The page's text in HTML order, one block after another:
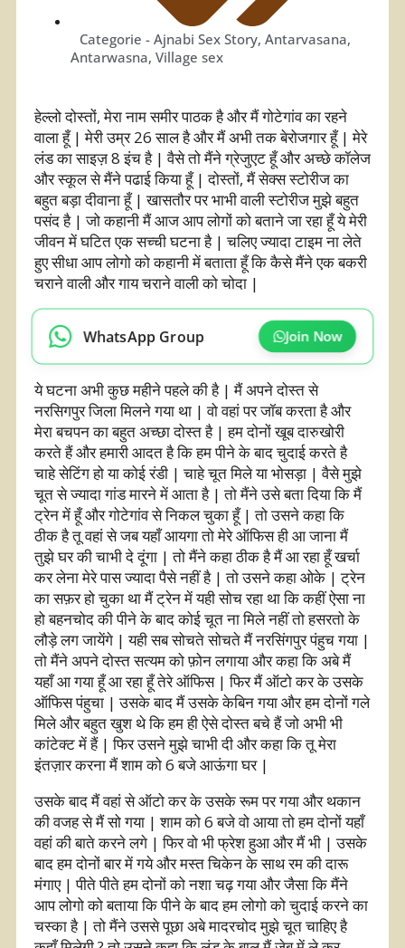
Categorie - Ajnabi Sex Story, Antarvasana,
Antarwasna, Village sex
हेल्लो दोस्तों, मेरा नाम समीर पाठक है और मैं गोटेगांव का रहने
वाला हूँ | मेरी उम्र 26 साल है और मैं अभी तक बेरोजगार हूँ | मेरे
लंड का साइज़ 8 इंच है | वैसे तो मैंने ग्रेजुएट हूँ और अच्छे कॉलेज
और स्कूल से मैंने पढाई किया हूँ | दोस्तों, मैं सेक्स स्टोरीज का
बहुत बड़ा दीवाना हूँ | खासतौर पर भाभी वाली स्टोरीज मुझे बहुत
पसंद है | जो कहानी मैं आज आप लोगों को बताने जा रहा हूँ ये मेरी
जीवन में घटित एक सच्ची घटना है | चलिए ज्यादा टाइम ना लेते
हुए सीधा आप लोगो को कहानी में बताता हूँ कि कैसे मैंने एक बकरी
चराने वाली और गाय चराने वाली को चोदा |
WhatsApp Group Join Now
ये घटना अभी कुछ महीने पहले की है | मैं अपने दोस्त से
नरसिगपुर जिला मिलने गया था | वो वहां पर जॉब करता है और
मेरा बचपन का बहुत अच्छा दोस्त है | हम दोनों खूब दारुखोरी
करते हैं और हमारी आदत है कि हम पीने के बाद चुदाई करते है
चाहे सेटिंग हो या कोई रंडी | चाहे चूत मिले या भोसड़ा | वैसे मुझे
चूत से ज्यादा गांड मारने में आता है | तो मैंने उसे बता दिया कि मैं
ट्रेन में हूँ और गोटेगांव से निकल चुका हूँ | तो उसने कहा कि
ठीक है तू वहां से जब यहाँ आयगा तो मेरे ऑफिस ही आ जाना मैं
तुझे घर की चाभी दे दूंगा | तो मैंने कहा ठीक है मैं आ रहा हूँ खर्चा
कर लेना मेरे पास ज्यादा पैसे नहीं है | तो उसने कहा ओके | ट्रेन
का सफ़र हो चुका था मैं ट्रेन में यही सोच रहा था कि कहीं ऐसा ना
हो बहनचोद की पीने के बाद कोई चूत ना मिले नहीं तो हसरतो के
लौड़े लग जायेंगे | यही सब सोचते सोचते मैं नरसिंगपुर पंहुच गया |
तो मैंने अपने दोस्त सत्यम को फ़ोन लगाया और कहा कि अबे मैं
यहाँ आ गया हूँ आ रहा हूँ तेरे ऑफिस | फिर मैं ऑटो कर के उसके
ऑफिस पंहुचा | उसके बाद मैं उसके केबिन गया और हम दोनों गले
मिले और बहुत खुश थे कि हम ही ऐसे दोस्त बचे हैं जो अभी भी
कांटेक्ट में हैं | फिर उसने मुझे चाभी दी और कहा कि तू मेरा
इंतज़ार करना मैं शाम को 6 बजे आऊंगा घर |
उसके बाद मैं वहां से ऑटो कर के उसके रूम पर गया और थकान
की वजह से मैं सो गया | शाम को 6 बजे वो आया तो हम दोनों यहाँ
वहां की बाते करने लगे | फिर वो भी फ्रेश हुआ और मैं भी | उसके
बाद हम दोनों बार में गये और मस्त चिकेन के साथ रम की दारू
मंगाए | पीते पीते हम दोनों को नशा चढ़ गया और जैसा कि मैंने
आप लोगो को बताया कि पीने के बाद हम लोगो को चुदाई करने का
चस्का है | तो मैंने उससे पूछा अबे मादरचोद मुझे चूत चाहिए है